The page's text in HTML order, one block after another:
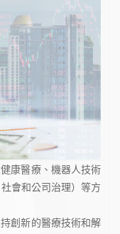
康醫療、機器人技術
會和公司治理）等方
創新的醫療技術和解